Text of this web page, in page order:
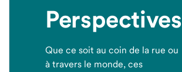
Perspectives
Que ce soit au coin de la rue ou
à travers le monde, ces